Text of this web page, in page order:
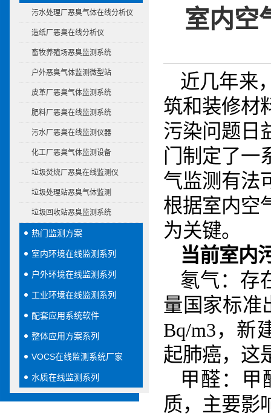
污水处理厂恶臭气体在线分析仪
造纸厂恶臭在线分析仪
畜牧养殖场恶臭监测系统
户外恶臭气体监测微型站
皮革厂恶臭气体监测系统
肥料厂恶臭在线监测系统
污水厂恶臭在线监测仪器
化工厂恶臭气体监测设备
垃圾焚烧厂恶臭在线监测仪
垃圾处理站恶臭气体监测
垃圾回收站恶臭监测系统
热门监测方案
室内环境在线监测系列
户外环境在线监测系列
工业环境在线监测系列
配套应用系统软件
整体应用方案系列
VOCS在线监测系统厂家
水质在线监测系列
室内空
近几年来
筑和装修材
污染问题日
门制定了一
气监测有法
根据室内空
为关键。
当前室内
氡气：存
量国家标准
Bq/m3，新
起肺癌，这
甲醛：甲
质，主要影